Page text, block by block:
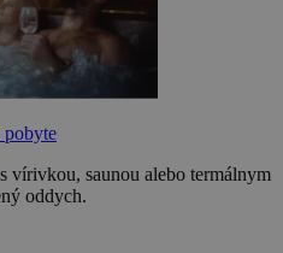
pobyte
vírivkou, saunou alebo termálnym
oddych.